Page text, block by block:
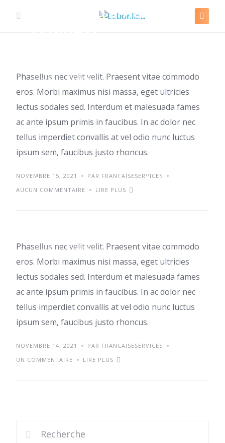
IDEAS TRENDS
Starting a small
Phasellus nec velit velit. Praesent vitae commodo
eros. Morbi maximus nisi massa, eget ultricies
lectus sodales sed. Interdum et malesuada fames
ac ante ipsum primis in faucibus. In ac dolor nec
tellus imperdiet convallis at vel odio nunc luctus
ipsum sem, faucibus justo rhoncus.
NOVEMBRE 15, 2021
PAR FRANCAISESERVICES
AUCUN COMMENTAIRE
LIRE PLUS
IDEAS TRENDS
Aenean sed pulvinar
Phasellus nec velit velit. Praesent vitae commodo
eros. Morbi maximus nisi massa, eget ultricies
lectus sodales sed. Interdum et malesuada fames
ac ante ipsum primis in faucibus. In ac dolor nec
tellus imperdiet convallis at vel odio nunc luctus
ipsum sem, faucibus justo rhoncus.
NOVEMBRE 14, 2021
PAR FRANCAISESERVICES
UN COMMENTAIRE
LIRE PLUS